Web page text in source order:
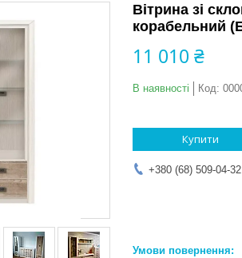
Вітрина зі
корабельний
11 010 ₴
В наявності Код:
Купити
+380 (68) 509-04-32